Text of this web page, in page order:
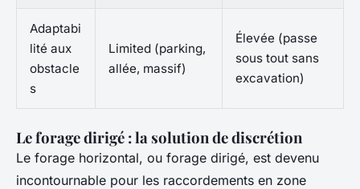
Adaptabi
lité aux
obstacle
s
Limited (parking,
allée, massif)
Élevée (passe
sous tout sans
excavation)
Le forage dirigé : la solution de discrétion
Le forage horizontal, ou forage dirigé, est devenu
incontournable pour les raccordements en zone